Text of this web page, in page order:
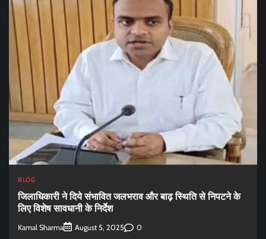
BLOG
जिलाधिकारी ने दिये संभावित जलभराव और बाढ़ स्थिति से निपटने के
लिए विशेष सावधानी के निर्देश
Kamal Sharma August 5, 2025 0